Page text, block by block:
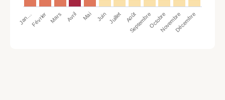
Jan…Février Mars Avril Mai Juin Juillet Août
SeptembreOctobreNovembreDécembre